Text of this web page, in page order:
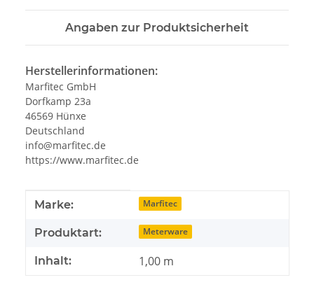
Angaben zur Produktsicherheit
Herstellerinformationen:
Marfitec GmbH
Dorfkamp 23a
46569 Hünxe
Deutschland
info@marfitec.de
https://www.marfitec.de
Produkteigenschaft
Wert
Marke: Marfitec
Produktart: Meterware
Inhalt: 1,00 m